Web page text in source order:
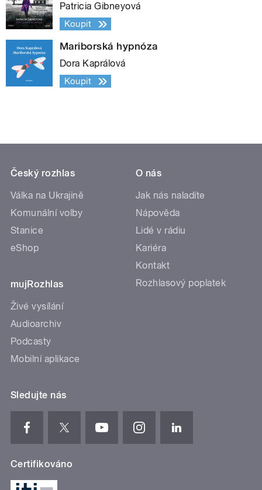
Patricia Gibneyová
Koupit
Mariborská hypnóza
Dora Kaprálová
Koupit
Český rozhlas
Válka na Ukrajině
Komunální volby
Stanice
eShop
mujRozhlas
Živé vysílání
Audioarchiv
Podcasty
Mobilní aplikace
O nás
Jak nás naladíte
Nápověda
Lidé v rádiu
Kariéra
Kontakt
Rozhlasový poplatek
Sledujte nás
Certifikováno